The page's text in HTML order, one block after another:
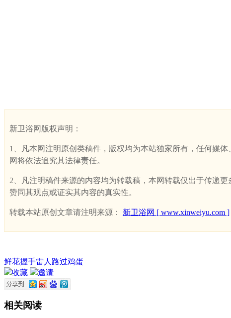
新卫浴网版权声明：
1、凡本网注明原创类稿件，版权均为本站独家所有，任何媒
网将依法追究其法律责任。
2、凡注明稿件来源的内容均为转载稿，本网转载仅出于传递
赞同其观点或证实其内容的真实性。
转载本站原创文章请注明来源： 新卫浴网 [ www.xinweiyu.com ]
鲜花握手雷人 路过鸡蛋
收藏
邀请
相关阅读